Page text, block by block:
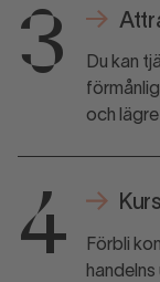
Du kan
och
3
Förbli
4